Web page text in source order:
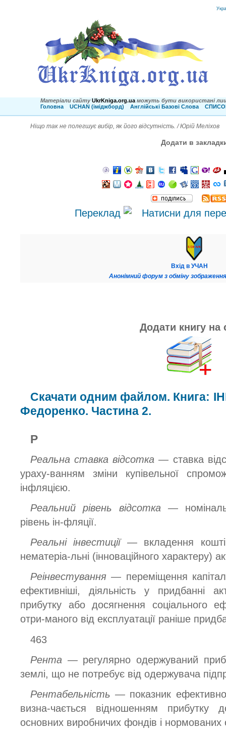
Матеріали сайту UkrKniga.org.ua можуть бути використані
Головна
UCHAN (іміджборд) Англійські Базові Слова
Ніщо так не полегшує вибір, як його відсутність. / Юрій Меліхов
Додати в
Переклад
Вхід в УЧАН
Анонімний форум з обміну
Додати книгу на
Скачати одним файлом. Книга:
Федоренко. Частина 2.
Р
Реальна ставка відсотка — ставка
ураху-ванням зміни купівельної
інфляцією.
Реальний рівень відсотка —
рівень ін-фляції.
Реальні інвестиції — вкладення
нематеріа-льні (інноваційного характеру)
Реінвестування — переміщення
ефективніші, діяльність у придбанні
прибутку або досягнення соціального
отри-маного від експлуатації раніше
463
Рента — регулярно одержуваний
землі, що не потребує від одержувача
Рентабельність — показник
визна-чається відношенням прибутку
основних виробничих фондів і нормованих